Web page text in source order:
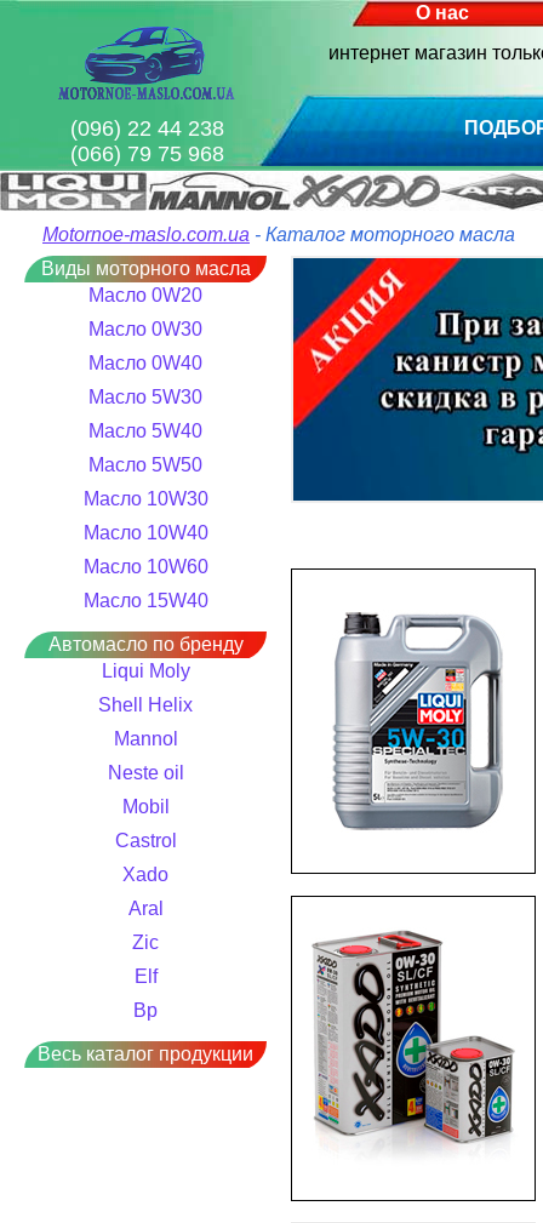
О нас
интернет магазин
(096) 22 44 238
(066) 79 75 968
Motornoe-maslo.com.ua - Каталог моторного масла
Виды моторного масла
Масло 0W20
Масло 0W30
Масло 0W40
Масло 5W30
Масло 5W40
Масло 5W50
Масло 10W30
Масло 10W40
Масло 10W60
Масло 15W40
Автомасло по бренду
Liqui Moly
Shell Helix
Mannol
Neste oil
Mobil
Castrol
Xado
Aral
Zic
Elf
Bp
Весь каталог продукции